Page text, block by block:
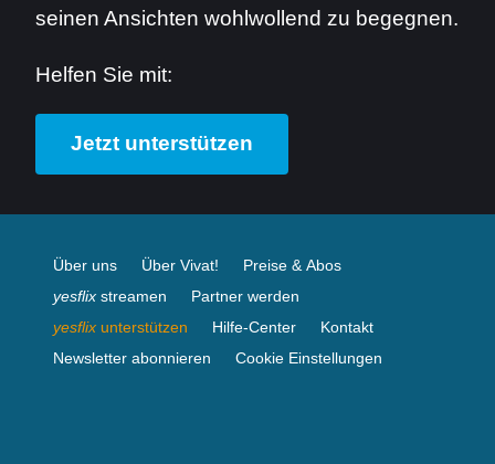
seinen Ansichten wohlwollend zu begegnen.
Helfen Sie mit:
Jetzt unterstützen
Über uns Über Vivat!
Preise & Abos
yesflix streamen
Partner werden
yesflix unterstützen Hilfe-Center
Kontakt
Newsletter abonnieren
Cookie Einstellungen